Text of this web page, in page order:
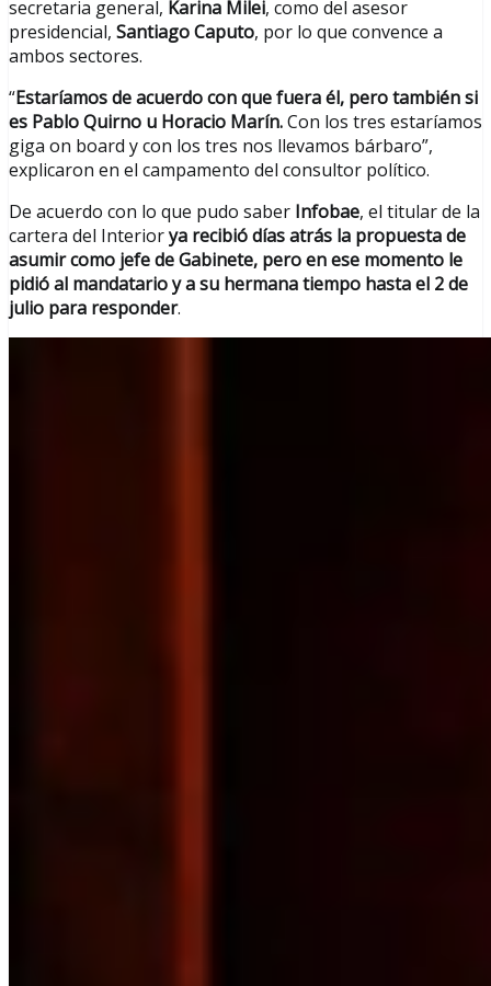
secretaria general, Karina Milei, como del asesor
presidencial, Santiago Caputo, por lo que convence a
ambos sectores.
“Estaríamos de acuerdo con que fuera él, pero también si
es Pablo Quirno u Horacio Marín.Con los tres estaríamos
giga on board y con los tres nos llevamos bárbaro”,
explicaron en el campamento del consultor político.
De acuerdo con lo que pudo saber Infobae, el titular de la
cartera del Interiorya recibió días atrás la propuesta de
asumir como jefe de Gabinete, pero en ese momento le
pidió al mandatario y a su hermana tiempo hasta el 2 de
julio para responder.